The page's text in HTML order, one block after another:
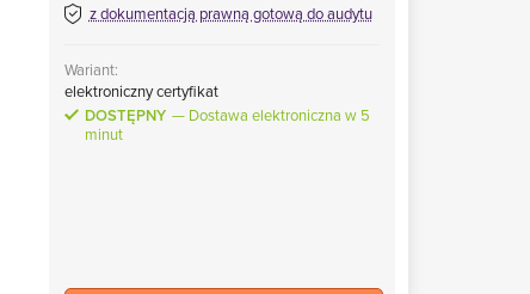
z dokumentacją prawną gotową do audytu
Wariant:
elektroniczny certyfikat
DOSTĘPNY
Dostawa elektroniczna w 5
minut